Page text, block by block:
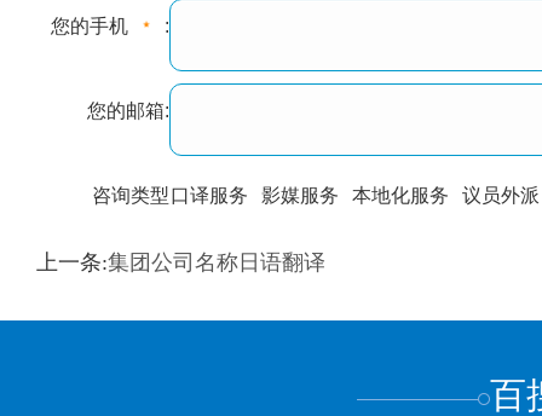
您的手机 :
您的邮箱:
咨询类型口译服务 影媒服务 本地化服务 议员外派
训翻译 标准级 专业级
上一条:集团公司名称日语翻译
百